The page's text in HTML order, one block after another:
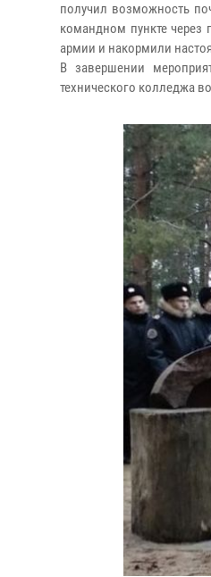
получил возможность
командном пункте через
армии и накормили
В завершении
технического колледжа